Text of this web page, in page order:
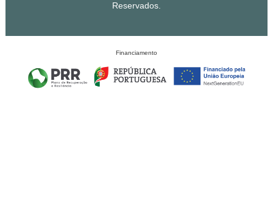
Reservados.
Financiamento